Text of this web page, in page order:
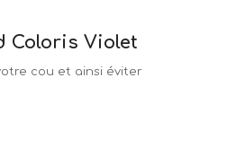
Coloris Violet
cou et ainsi éviter